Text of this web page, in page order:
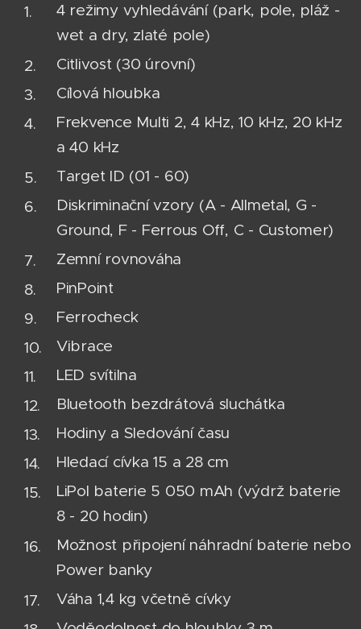
4 režimy vyhledávání (park, pole, pláž -
wet a dry, zlaté pole)
Citlivost (30 úrovní)
Cílová hloubka
Frekvence Multi 2, 4 kHz, 10 kHz, 20 kHz
a 40 kHz
Target ID (01 - 60)
Diskriminační vzory (A - Allmetal, G -
Ground, F - Ferrous Off, C - Customer)
Zemní rovnováha
PinPoint
Ferrocheck
Vibrace
LED svítilna
Bluetooth bezdrátová sluchátka
Hodiny a Sledování času
Hledací cívka 15 a 28 cm
LiPol baterie 5 050 mAh (výdrž baterie
8 - 20 hodin)
Možnost připojení náhradní baterie nebo
Power banky
Váha 1,4 kg včetně cívky